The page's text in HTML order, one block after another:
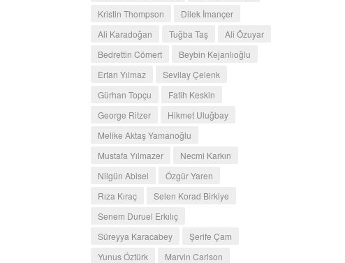
Kristin Thompson
Dilek İmançer
Ali Karadoğan
Tuğba Taş
Ali Özuyar
Bedrettin Cömert
Beybin Kejanlıoğlu
Ertan Yılmaz
Sevilay Çelenk
Gürhan Topçu
Fatih Keskin
George Ritzer
Hikmet Uluğbay
Melike Aktaş Yamanoğlu
Mustafa Yılmazer
Necmi Karkın
Nilgün Abisel
Özgür Yaren
Rıza Kıraç
Selen Korad Birkiye
Senem Duruel Erkılıç
Süreyya Karacabey
Şerife Çam
Yunus Öztürk
Marvin Carlson